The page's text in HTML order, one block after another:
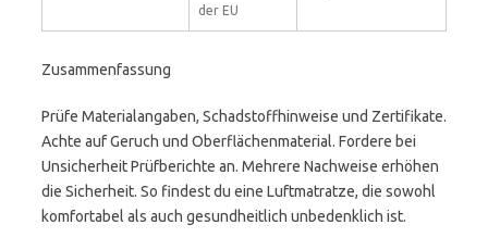
der EU
Zusammenfassung
Prüfe Materialangaben, Schadstoffhinweise und Zertifikate.
Achte auf Geruch und Oberflächenmaterial. Fordere bei
Unsicherheit Prüfberichte an. Mehrere Nachweise erhöhen
die Sicherheit. So findest du eine Luftmatratze, die sowohl
komfortabel als auch gesundheitlich unbedenklich ist.